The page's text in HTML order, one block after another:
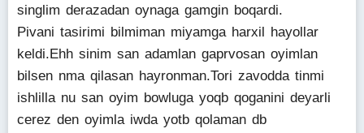
singlim derazadan oynaga gamgin boqardi.
Pivani tasirimi bilmiman miyamga harxil hayollar
keldi.Ehh sinim san adamlan gaprvosan oyimlan
bilsen nma qilasan hayronman.Tori zavodda tinmi
ishlilla nu san oyim bowluga yoqb qoganini deyarli
cerez den oyimla iwda yotb qolaman db